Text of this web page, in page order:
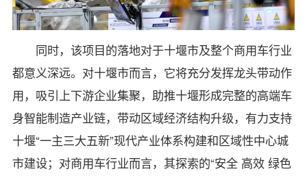
同时，该项目的落地对于十堰市及整个商用车行业
都意义深远。对十堰市而言，它将充分发挥龙头带动作
用，吸引上下游企业集聚，助推十堰形成完整的高端车
身智能制造产业链，带动区域经济结构升级，有力支持
十堰“一主三大五新”现代产业体系构建和区域性中心城
市建设；对商用车行业而言，其探索的“安全 高效 绿色